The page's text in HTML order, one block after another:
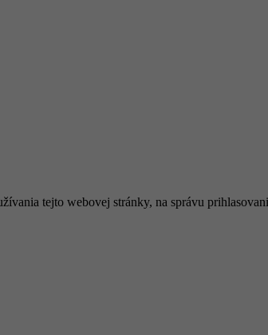
tejto webovej stránky, na správu